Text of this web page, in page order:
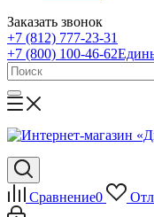
Заказать звонок
+7 (812) 777-23-31
+7 (800) 100-46-62
Сравнение0